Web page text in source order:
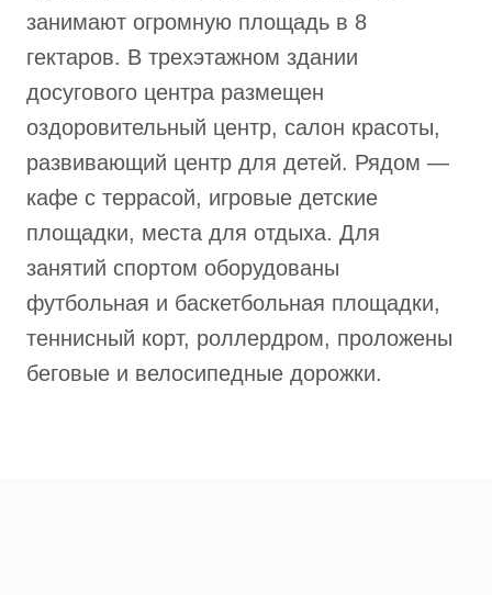
занимают огромную площадь в 8
гектаров. В трехэтажном здании
досугового центра размещен
оздоровительный центр, салон красоты,
развивающий центр для детей. Рядом —
кафе с террасой, игровые детские
площадки, места для отдыха. Для
занятий спортом оборудованы
футбольная и баскетбольная площадки,
теннисный корт, роллердром, проложены
беговые и велосипедные дорожки.